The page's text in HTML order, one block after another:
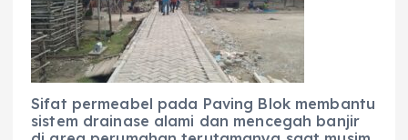
Sifat permeabel pada Paving Blok membantu
sistem drainase alami dan mencegah banjir